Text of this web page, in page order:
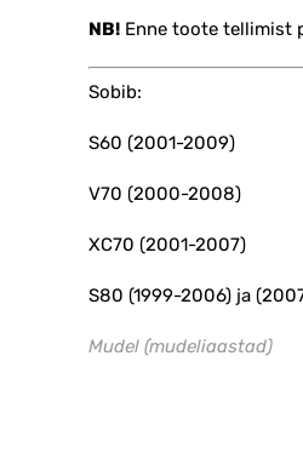
NB! Enne toote tellimist
Sobib:
S60 (2001-2009)
V70 (2000-2008)
XC70 (2001-2007)
S80 (1999-2006) ja
Mudel (mudeliaastad)